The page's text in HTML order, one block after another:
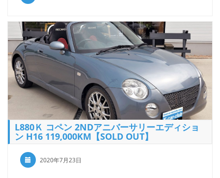
L880Ｋ コペン 2NDアニバーサリーエディショ
ン H16 119,000KM【SOLD OUT】
2020年7月23日